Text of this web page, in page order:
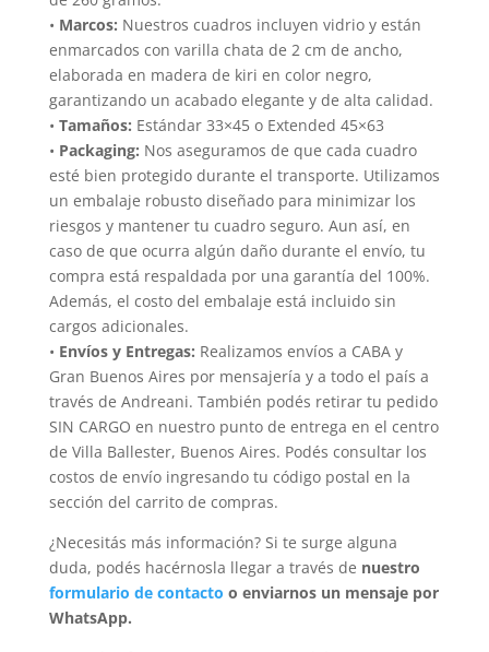
• Marcos: Nuestros cuadros incluyen vidrio y están
enmarcados con varilla chata de 2 cm de ancho,
elaborada en madera de kiri en color negro,
garantizando un acabado elegante y de alta calidad.
• Tamaños: Estándar 33×45 o Extended 45×63
• Packaging: Nos aseguramos de que cada cuadro
esté bien protegido durante el transporte. Utilizamos
un embalaje robusto diseñado para minimizar los
riesgos y mantener tu cuadro seguro. Aun así, en
caso de que ocurra algún daño durante el envío, tu
compra está respaldada por una garantía del 100%.
Además, el costo del embalaje está incluido sin
cargos adicionales.
• Envíos y Entregas: Realizamos envíos a CABA y
Gran Buenos Aires por mensajería y a todo el país a
través de Andreani. También podés retirar tu pedido
SIN CARGO en nuestro punto de entrega en el centro
de Villa Ballester, Buenos Aires. Podés consultar los
costos de envío ingresando tu código postal en la
sección del carrito de compras.
¿Necesitás más información? Si te surge alguna
duda, podés hacérnosla llegar a través de nuestro
formulario de contacto o enviarnos un mensaje por
WhatsApp.